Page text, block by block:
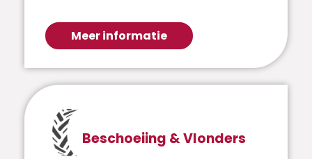
Meer informatie
Beschoeiing & Vlonders